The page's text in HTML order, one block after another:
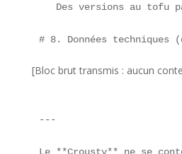
Des versions au tofu
[Bloc brut transmis : aucun
---
Le **Crousty** ne se